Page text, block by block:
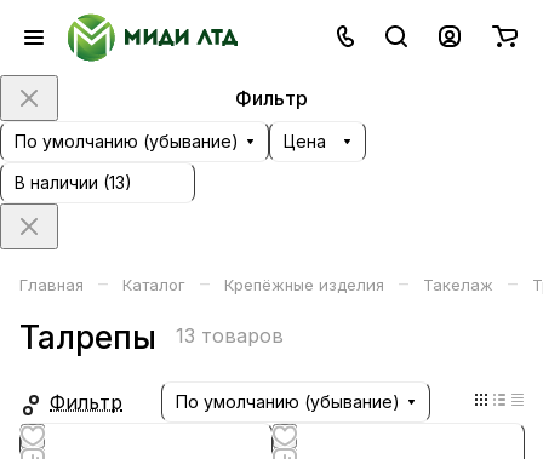
Фильтр
По умолчанию (убывание)
Цена
В наличии (13)
Главная – Каталог – Крепёжные изделия – Такелаж –
Талрепы 13 товаров
Фильтр По умолчанию (убывание)